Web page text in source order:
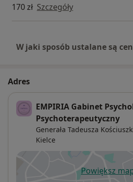
170 zł Szczegóły
W jaki sposób ustalane są
Adres
EMPIRIA Gabinet
Psychoterapeutyczny
Generała Tadeusza
Kielce
Powiększ